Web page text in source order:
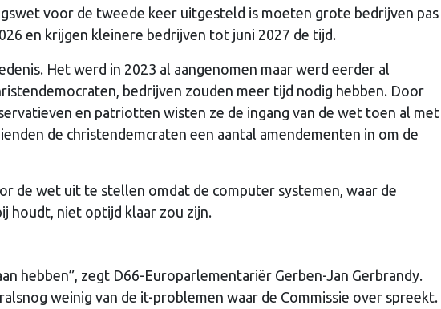
voor de tweede keer uitgesteld is moeten grote bedrijven pas
en krijgen kleinere bedrijven tot juni 2027 de tijd.
Het werd in 2023 al aangenomen maar werd eerder al
bedrijven zouden meer tijd nodig hebben. Door
en patriotten wisten ze de ingang van de wet toen al met
de christendemcraten een aantal amendementen in om de
de wet uit te stellen omdat de computer systemen, waar de
houdt, niet optijd klaar zou zijn.
hebben”, zegt D66-Europarlementariër Gerben-Jan Gerbrandy.
weinig van de it-problemen waar de Commissie over spreekt.